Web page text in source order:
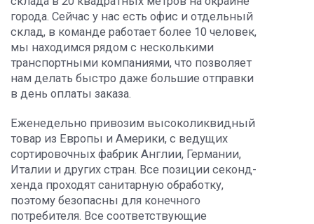
города. Сейчас у нас есть офис и отдельный
склад, в команде работает более 10 человек,
мы находимся рядом с несколькими
транспортными компаниями, что позволяет
нам делать быстро даже большие отправки
в день оплаты заказа.
Еженедельно привозим высоколиквидный
товар из Европы и Америки, с ведущих
сортировочных фабрик Англии, Германии,
Италии и других стран. Все позиции секонд-
хенда проходят санитарную обработку,
поэтому безопасны для конечного
потребителя. Все соответствующие